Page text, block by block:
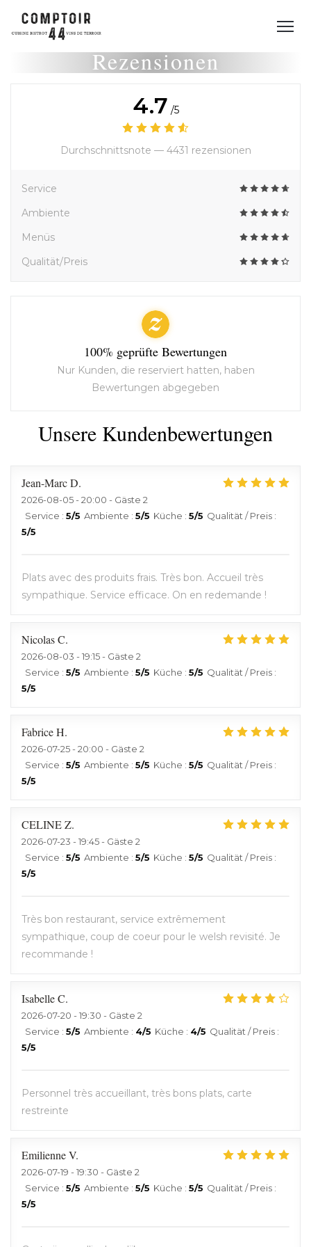
Rezensionen
Unsere Kundenbewertungen
Jean-MarcD
2026-08-05- 20:00 - Gäste 2
Service : 5/5 Ambiente : 5/5 Küche : 5/5 Qualität / Preis :
5/5
Plats avec des produits frais. Très bon. Accueil très
sympathique. Service efficace. On en redemande !
NicolasC
2026-08-03 - 19:15 - Gäste 2
Service : 5/5 Ambiente : 5/5 Küche : 5/5 Qualität / Preis :
5/5
FabriceH
2026-07-25- 20:00 - Gäste 2
Service : 5/5 Ambiente : 5/5 Küche : 5/5 Qualität / Preis :
5/5
CELINEZ
2026-07-23 - 19:45 - Gäste 2
Service : 5/5 Ambiente : 5/5 Küche : 5/5 Qualität / Preis :
5/5
Très bon restaurant, service extrêmement
sympathique, coup de coeur pour le welsh revisité. Je
recommande !
IsabelleC
2026-07-20 - 19:30 - Gäste 2
Service : 5/5 Ambiente : 4/5 Küche : 4/5 Qualität / Preis :
5/5
Personnel très accueillant, très bons plats, carte
restreinte
EmilienneV
2026-07-19 - 19:30 - Gäste 2
Service : 5/5 Ambiente : 5/5 Küche : 5/5 Qualität / Preis :
5/5
4.7 /5
Durchschnittsnote — 4431 rezensionen
Service
Ambiente
Menüs
Qualität/Preis
100% geprüfte Bewertungen
Nur Kunden, die reserviert hatten, haben
Bewertungen abgegeben